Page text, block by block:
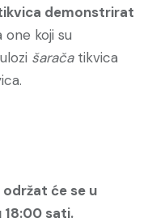
demonstrirat
one koji su
šaračatikvica
će se u
sati.